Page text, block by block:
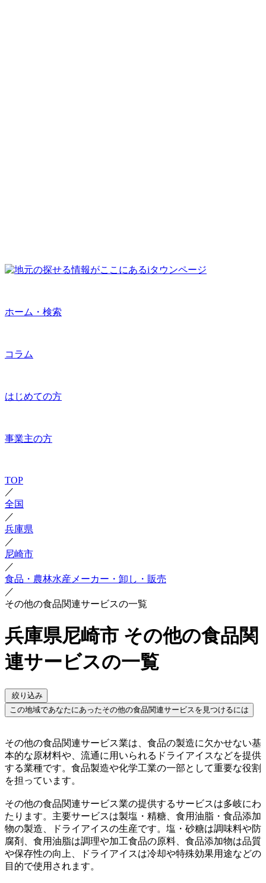
ホーム・検索
コラム
はじめての方
事業主の方
TOP
／
全国
／
兵庫県
／
尼崎市
／
食品・農林水産メーカー・卸し・販売
／
その他の食品関連サービスの一覧
兵庫県尼崎市 その他の食品関
連サービスの一覧
絞り込み
この地域であなたにあったその他の食品関連サービスを見つけるには
その他の食品関連サービス業は、食品の製造に欠かせない基
本的な原材料や、流通に用いられるドライアイスなどを提供
する業種です。食品製造や化学工業の一部として重要な役割
を担っています。
その他の食品関連サービス業の提供するサービスは多岐にわ
たります。主要サービスは製塩・精糖、食用油脂・食品添加
物の製造、ドライアイスの生産です。塩・砂糖は調味料や防
腐剤、食用油脂は調理や加工食品の原料、食品添加物は品質
や保存性の向上、ドライアイスは冷却や特殊効果用途などの
目的で使用されます。